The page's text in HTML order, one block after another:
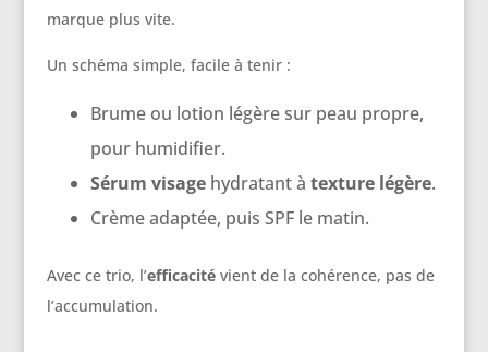
marque plus vite.
Un schéma simple, facile à tenir :
Brume ou lotion légère sur peau propre,
pour humidifier.
Sérum visagehydratant à texture légère.
Crème adaptée, puis SPF le matin.
Avec ce trio, l’efficacitévient de la cohérence, pas de
l’accumulation.